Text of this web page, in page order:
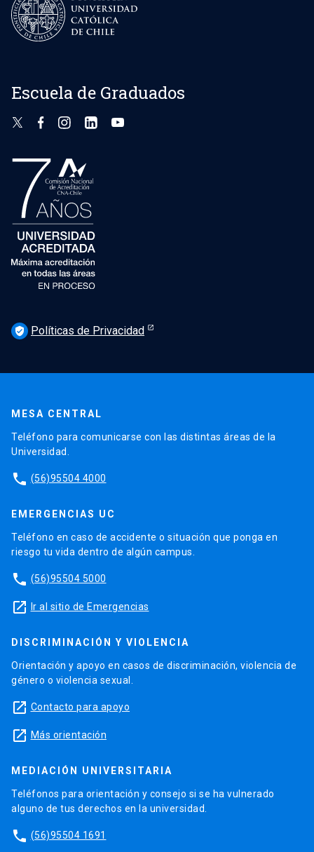
Escuela de Graduados
verified_user Políticas de Privacidad
MESA CENTRAL
Teléfono para comunicarse con las distintas áreas de la
Universidad.
phone (56)95504 4000
EMERGENCIAS UC
Teléfono en caso de accidente o situación que ponga en
riesgo tu vida dentro de algún campus.
phone (56)95504 5000
launch Ir al sitio de Emergencias
DISCRIMINACIÓN Y VIOLENCIA
Orientación y apoyo en casos de discriminación, violencia de
género o violencia sexual.
launch Contacto para apoyo
launch Más orientación
MEDIACIÓN UNIVERSITARIA
Teléfonos para orientación y consejo si se ha vulnerado
alguno de tus derechos en la universidad.
phone (56)95504 1691